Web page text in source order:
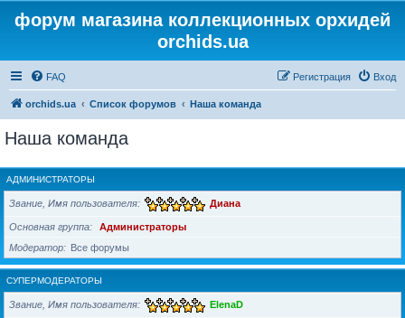
форум магазина коллекционных орхидей
orchids.ua
FAQ Вход
Регистрация
orchids.ua Список форумов Наша команда
Наша команда
АДМИНИСТРАТОРЫ
Звание, Имя пользователя Диана
Основная группа
Администраторы
Модератор
Все форумы
СУПЕРМОДЕРАТОРЫ
Звание, Имя пользователя ElenaD